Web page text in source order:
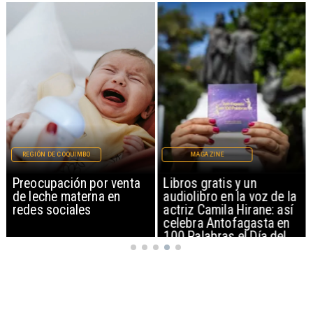
Preocupación por venta
de leche materna en
redes sociales
REGIÓN DE COQUIMBO
Libros gratis y un
audiolibro en la voz de la
actriz Camila Hirane: así
celebra Antofagasta en
100 Palabras el Día del
Patrimonio
MAGAZINE